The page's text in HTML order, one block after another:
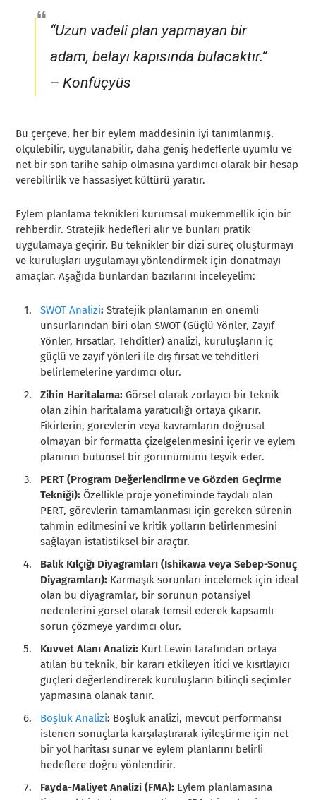
“Uzun vadeli plan yapmayan bir
adam, belayı kapısında bulacaktır.”
– Konfüçyüs
Bu çerçeve, her bir eylem maddesinin iyi tanımlanmış,
ölçülebilir, uygulanabilir, daha geniş hedeflerle uyumlu ve
net bir son tarihe sahip olmasına yardımcı olarak bir hesap
verebilirlik ve hassasiyet kültürü yaratır.
Eylem planlama teknikleri kurumsal mükemmellik için bir
rehberdir. Stratejik hedefleri alır ve bunları pratik
uygulamaya geçirir. Bu teknikler bir dizi süreç oluşturmayı
ve kuruluşları uygulamayı yönlendirmek için donatmayı
amaçlar. Aşağıda bunlardan bazılarını inceleyelim:
SWOT Analizi: Stratejik planlamanın en önemli
unsurlarından biri olan SWOT (Güçlü Yönler, Zayıf
Yönler, Fırsatlar, Tehditler) analizi, kuruluşların iç
güçlü ve zayıf yönleri ile dış fırsat ve tehditleri
belirlemelerine yardımcı olur.
Zihin Haritalama: Görsel olarak zorlayıcı bir teknik
olan zihin haritalama yaratıcılığı ortaya çıkarır.
Fikirlerin, görevlerin veya kavramların doğrusal
olmayan bir formatta çizelgelenmesini içerir ve eylem
planının bütünsel bir görünümünü teşvik eder.
PERT (Program Değerlendirme ve Gözden Geçirme
Tekniği): Özellikle proje yönetiminde faydalı olan
PERT, görevlerin tamamlanması için gereken sürenin
tahmin edilmesini ve kritik yolların belirlenmesini
sağlayan istatistiksel bir araçtır.
Balık Kılçığı Diyagramları (Ishikawa veya Sebep-Sonuç
Diyagramları): Karmaşık sorunları incelemek için ideal
olan bu diyagramlar, bir sorunun potansiyel
nedenlerini görsel olarak temsil ederek kapsamlı
sorun çözmeye yardımcı olur.
Kuvvet Alanı Analizi: Kurt Lewin tarafından ortaya
atılan bu teknik, bir kararı etkileyen itici ve kısıtlayıcı
güçleri değerlendirerek kuruluşların bilinçli seçimler
yapmasına olanak tanır.
Boşluk Analizi: Boşluk analizi, mevcut performansı
istenen sonuçlarla karşılaştırarak iyileştirme için net
bir yol haritası sunar ve eylem planlarını belirli
hedeflere doğru yönlendirir.
Fayda-Maliyet Analizi (FMA): Eylem planlamasına